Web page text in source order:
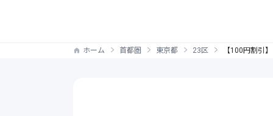
ホーム 首都圏 東京都 23区 【100円割引